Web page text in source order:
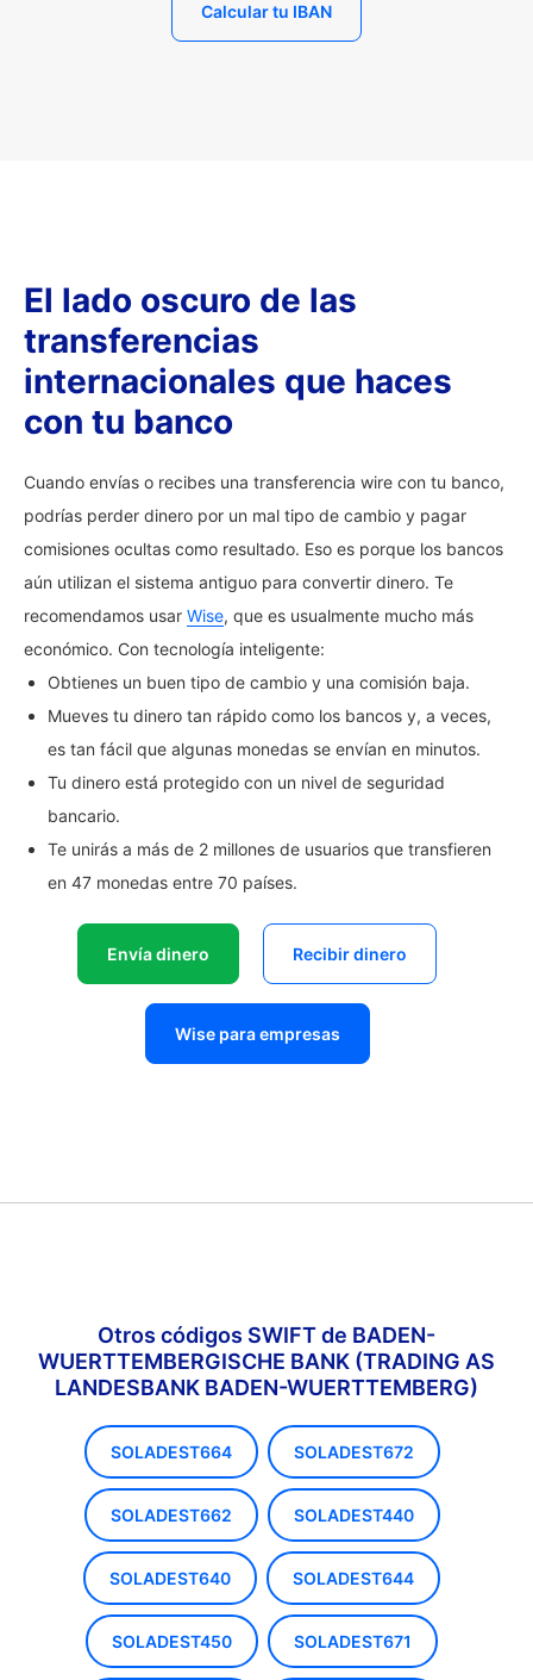
Calcular tu IBAN
El lado oscuro de las
transferencias
internacionales que haces
con tu banco
Cuando envías o recibes una transferencia wire con tu banco,
podrías perder dinero por un mal tipo de cambio y pagar
comisiones ocultas como resultado. Eso es porque los bancos
aún utilizan el sistema antiguo para convertir dinero. Te
recomendamos usar Wise, que es usualmente mucho más
económico. Con tecnología inteligente:
Obtienes un buen tipo de cambio y una comisión baja.
Mueves tu dinero tan rápido como los bancos y, a veces,
es tan fácil que algunas monedas se envían en minutos.
Tu dinero está protegido con un nivel de seguridad
bancario.
Te unirás a más de 2 millones de usuarios que transfieren
en 47 monedas entre 70 países.
Envía dinero Recibir dinero
Wise para empresas
Otros códigos SWIFT de BADEN-
WUERTTEMBERGISCHE BANK (TRADING AS
LANDESBANK BADEN-WUERTTEMBERG)
SOLADEST664 SOLADEST672
SOLADEST662 SOLADEST440
SOLADEST640 SOLADEST644
SOLADEST450 SOLADEST671